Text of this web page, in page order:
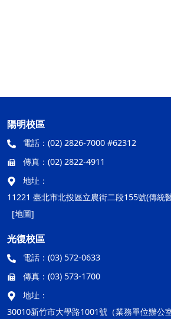
陽明校區
電話： (02) 2826-7000 #62312
傳真： (02) 2822-4911
地址：
11221 臺北市北投區立農街二段155號(傳統
[地圖]
光復校區
電話： (03) 572-0633
傳真： (03) 573-1700
地址：
30010新竹市大學路1001號（業務單位辦公